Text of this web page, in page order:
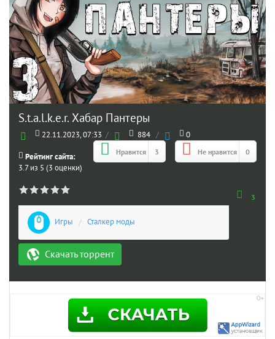
S.t.a.l.k.e.r. Хабар Пантеры
22.11.2023, 07:33 / 884 / 0
Нравится 3 Не нравится 0
Рейтинг сайта:
3.7 из 5 (3 оценки)
3
Игры / Сталкер моды
Скачать торрент